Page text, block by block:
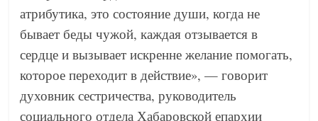
атрибутика, это состояние души, когда не
бывает беды чужой, каждая отзывается в
сердце и вызывает искренне желание помогать,
которое переходит в действие», — говорит
духовник сестричества, руководитель
социального отдела Хабаровской епархии